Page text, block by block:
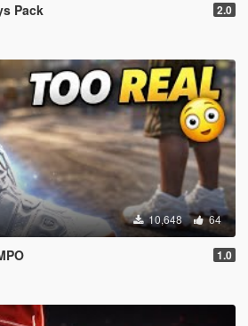
Pack 2.0
10,648 64
1.0